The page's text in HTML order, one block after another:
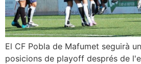
El CF Pobla de Mafumet seguirà
posicions de playoff després de